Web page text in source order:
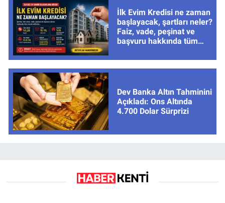
İlk Evim Kredisi ne zaman
başlayacak, şartları neler?
Faiz, vade, peşinat ve
başvuru hakkında tüm
Dev Banka Altın Tahminini
Açıkladı: Ons Altında
4.700 Dolar Sürprizi